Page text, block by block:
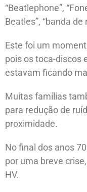
“Beatlephone”,
Beatles”, “banda
Este foi um
pois os toca-discos
estavam ficando
Muitas famílias
para redução de
proximidade.
No final dos anos
por uma breve
HV.